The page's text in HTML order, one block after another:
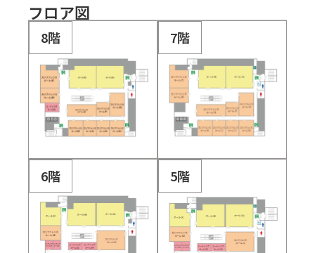
フロア図
8階 7階
6階 5階